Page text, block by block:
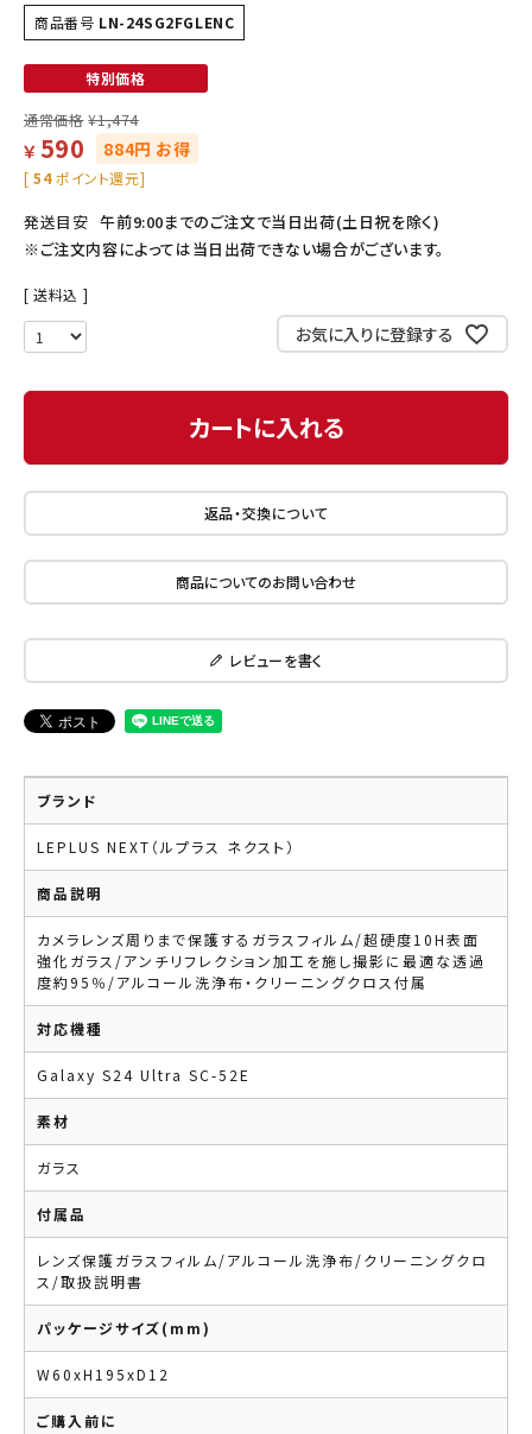
商品番号 LN-24SG2FGLENC
特別価格
通常価格 ¥1,474
￥ 590 884円 お得
[ 54 ポイント還元]
発送目安 午前9:00までのご注文で当日出荷(土日祝を除く)
※ご注文内容によっては当日出荷できない場合がございます。
送料込
お気に入りに登録する
カートに入れる
返品・交換について
商品についてのお問い合わせ
レビューを書く
ブランド
LEPLUS NEXT（ルプラス ネクスト）
商品説明
カメラレンズ周りまで保護するガラスフィルム/超硬度10H表面
強化ガラス/アンチリフレクション加工を施し撮影に最適な透過
度約95％/アルコール洗浄布・クリーニングクロス付属
対応機種
Galaxy S24 Ultra SC-52E
素材
ガラス
付属品
レンズ保護ガラスフィルム/アルコール洗浄布/クリーニングクロ
ス/取扱説明書
パッケージサイズ(mm)
W60xH195xD12
ご購入前に